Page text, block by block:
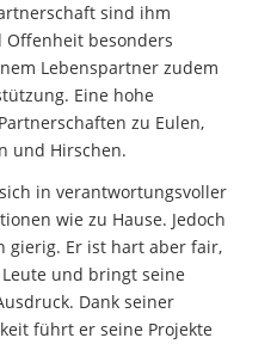
sind ihm
besonders
Lebenspartner zudem
Eine hohe
zu Eulen,
und Hirschen.
in verantwortungsvoller
wie zu Hause. Jedoch
gierig. Er ist hart aber fair,
und bringt seine
Dank seiner
führt er seine Projekte